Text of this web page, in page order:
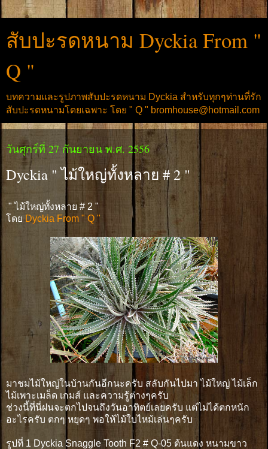
สับปะรดหนาม Dyckia From "
Q "
บทความและรูปภาพสับปะรดหนาม Dyckia สำหรับทุกๆท่านที่รัก
สับปะรดหนามโดยเฉพาะ โดย " Q " bromhouse@hotmail.com
วันศุกร์ที่ 27 กันยายน พ.ศ. 2556
Dyckia " ไม้ใหญ่ทั้งหลาย # 2 "
" ไม้ใหญ่ทั้งหลาย # 2 "
โดยDyckia From " Q "
มาชมไม้ใหญ่ในบ้านกันอีกนะครับ สลับกันไปมา ไม้ใหญ่ ไม้เล็ก
ไม้เพาะเมล็ด เกมส์ และความรู้ต่างๆครับ
ช่วงนี้ที่นี่ฝนจะตกไปจนถึงวันอาทิตย์เลยครับ แต่ไม่ได้ตกหนัก
อะไรครับ ตกๆ หยุดๆ พอให้ไม้ใบไหม้เล่นๆครับ
รูปที่ 1 Dyckia Snaggle Tooth F2 # Q-05 ต้นแดง หนามขาว